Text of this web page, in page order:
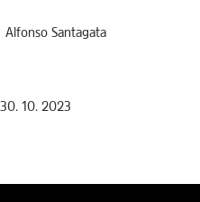
Alfonso Santagata
10. 2023